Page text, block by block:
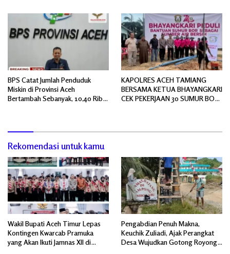
BPS Catat Jumlah Penduduk
Miskin di Provinsi Aceh
Bertambah Sebanyak, 10,40 Ribu
KAPOLRES ACEH TAMIANG
BERSAMA KETUA BHAYANGKARI
CEK PEKERJAAN 30 SUMUR BOR
Rekomendasi untuk kamu
Wakil Bupati Aceh Timur Lepas
Kontingen Kwarcab Pramuka
yang Akan Ikuti Jamnas XII di
Pengabdian Penuh Makna,
Keuchik Zuliadi, Ajak Perangkat
Desa Wujudkan Gotong Royong,